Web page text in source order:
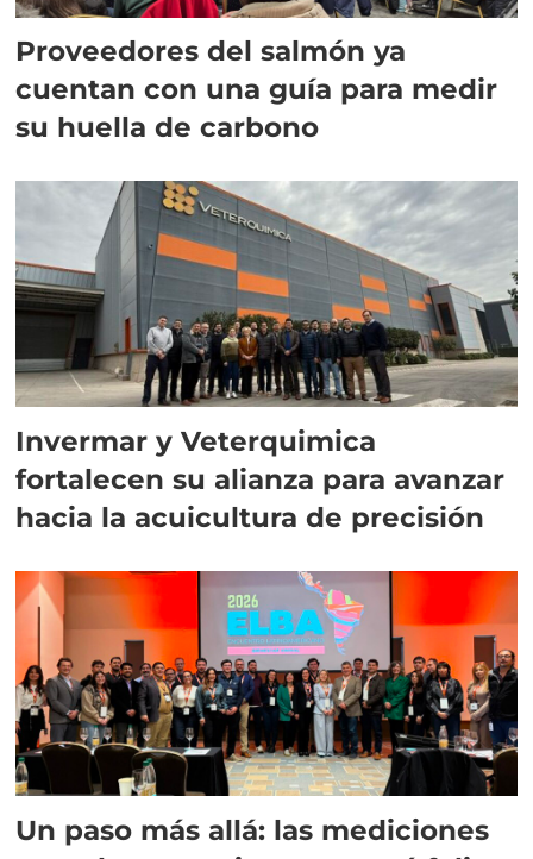
Proveedores del salmón ya
cuentan con una guía para medir
su huella de carbono
Invermar y Veterquimica
fortalecen su alianza para avanzar
hacia la acuicultura de precisión
Un paso más allá: las mediciones